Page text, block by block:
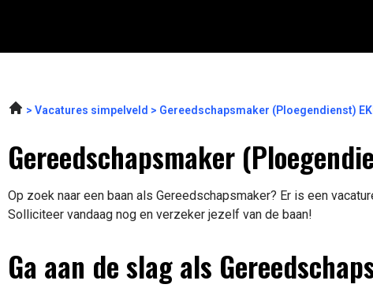
Vacatures simpelveld Gereedschapsmaker (Ploegendienst)
Gereedschapsmaker
Op zoek naar een baan als Gereedschapsmaker? Er is een
Solliciteer vandaag nog en verzeker jezelf van de baan!
Ga aan de slag als